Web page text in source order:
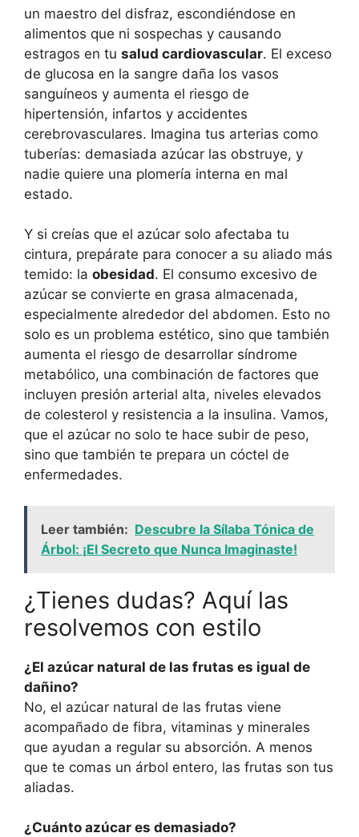
un maestro del disfraz, escondiéndose en
alimentos que ni sospechas y causando
estragos en tu salud cardiovascular. El exceso
de glucosa en la sangre daña los vasos
sanguíneos y aumenta el riesgo de
hipertensión, infartos y accidentes
cerebrovasculares. Imagina tus arterias como
tuberías: demasiada azúcar las obstruye, y
nadie quiere una plomería interna en mal
estado.
Y si creías que el azúcar solo afectaba tu
cintura, prepárate para conocer a su aliado más
temido: la obesidad. El consumo excesivo de
azúcar se convierte en grasa almacenada,
especialmente alrededor del abdomen. Esto no
solo es un problema estético, sino que también
aumenta el riesgo de desarrollar síndrome
metabólico, una combinación de factores que
incluyen presión arterial alta, niveles elevados
de colesterol y resistencia a la insulina. Vamos,
que el azúcar no solo te hace subir de peso,
sino que también te prepara un cóctel de
enfermedades.
Leer también: Descubre la Sílaba Tónica de
Árbol: ¡El Secreto que Nunca Imaginaste!
¿Tienes dudas? Aquí las
resolvemos con estilo
¿El azúcar natural de las frutas es igual de
dañino?
No, el azúcar natural de las frutas viene
acompañado de fibra, vitaminas y minerales
que ayudan a regular su absorción. A menos
que te comas un árbol entero, las frutas son tus
aliadas.
¿Cuánto azúcar es demasiado?